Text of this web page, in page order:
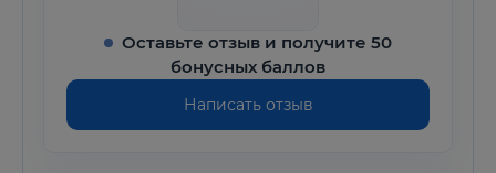
Оставьте отзыв и получите 50
бонусных баллов
Написать отзыв